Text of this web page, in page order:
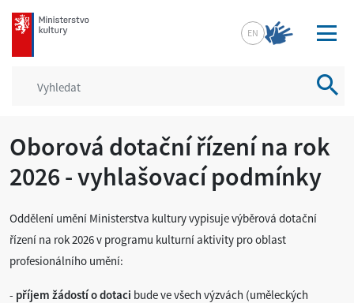
mkcr.cz
EN
Oborová dotační řízení na rok
2026 - vyhlašovací podmínky
Oddělení umění Ministerstva kultury vypisuje výběrová dotační
řízení na rok 2026 v programu kulturní aktivity pro oblast
profesionálního umění:
- příjem žádostí o dotaci bude ve všech výzvách (uměleckých